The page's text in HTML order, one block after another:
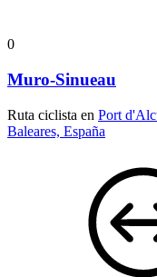
0
Muro-Sinueau
Ruta ciclista en Port
Baleares, España